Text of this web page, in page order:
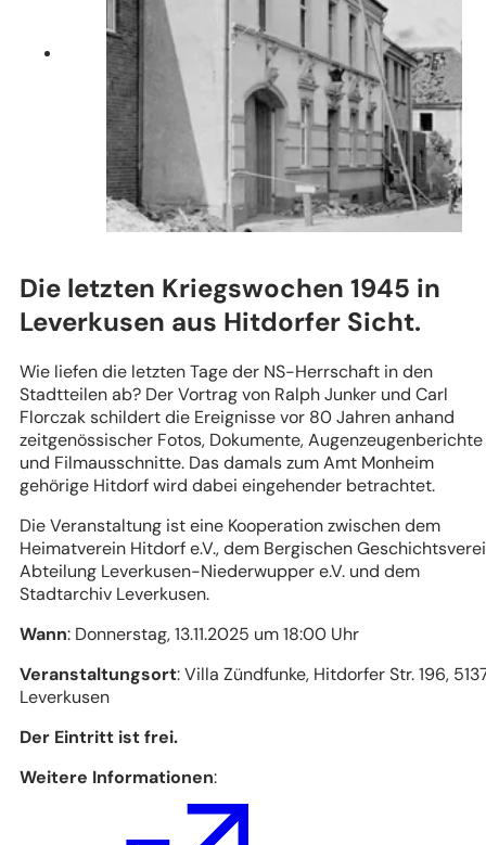
Die letzten Kriegswochen 1945 in
Leverkusen aus Hitdorfer Sicht.
Wie liefen die letzten Tage der NS-Herrschaft in den
Stadtteilen ab? Der Vortrag von Ralph Junker und Carl
Florczak schildert die Ereignisse vor 80 Jahren anhand
zeitgenössischer Fotos, Dokumente, Augenzeugenberichte
und Filmausschnitte. Das damals zum Amt Monheim
gehörige Hitdorf wird dabei eingehender betrachtet.
Die Veranstaltung ist eine Kooperation zwischen dem
Heimatverein Hitdorf e.V., dem Bergischen
Abteilung Leverkusen-Niederwupper e.V. und dem
Stadtarchiv Leverkusen.
Wann: Donnerstag, 13.11.2025 um 18:00 Uhr
Veranstaltungsort: Villa Zündfunke, Hitdorfer Str. 196,
Leverkusen
Der Eintritt ist frei.
Weitere Informationen: